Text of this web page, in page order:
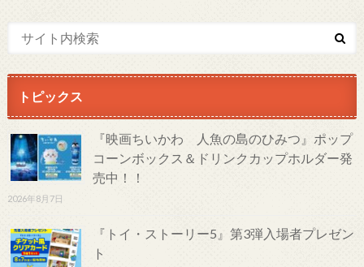
トピックス
『映画ちいかわ 人魚の島のひみつ』ポップ
コーンボックス＆ドリンクカップホルダー発
売中！！
2026年8月7日
『トイ・ストーリー5』第3弾入場者プレゼン
ト